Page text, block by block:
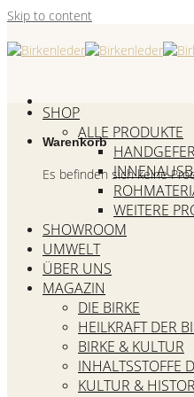
Skip to content
Warenkorb
Es befinden sich keine
SHOP
ALLE PRODUKTE
WEITERE
SHOWROOM
UMWELT
ÜBER UNS
MAGAZIN
DIE BIRKE
HEILKRAFT DER
BIRKE & KULTUR
INHALTSSTOFFE
KULTUR &